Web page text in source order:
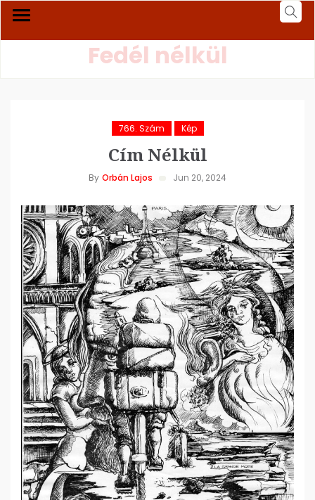
Fedél nélkül
766. Szám Kép
Cím Nélkül
By Orbán Lajos Jun 20, 2024